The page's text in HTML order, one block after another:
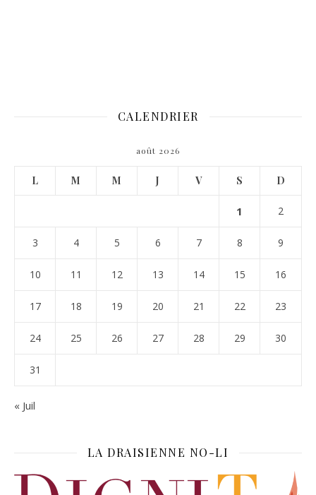
CALENDRIER
août 2026
L M M J V S D
1 2
3 4 5 6 7 8 9
10 11 12 13 14 15 16
17 18 19 20 21 22 23
24 25 26 27 28 29 30
31
« Juil
LA DRAISIENNE NO-LI